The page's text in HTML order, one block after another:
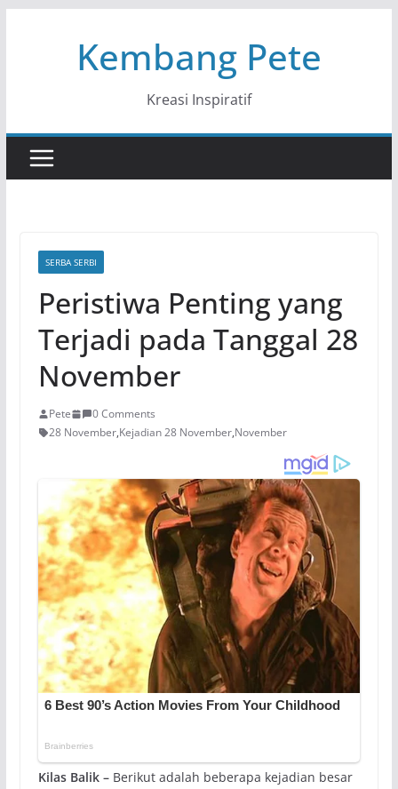
Kembang Pete
Kreasi Inspiratif
SERBA SERBI
Peristiwa Penting yang
Terjadi pada Tanggal 28
November
Pete
0 Comments
28 November,Kejadian 28 November,November
Kilas Balik –Berikut adalah beberapa kejadian besar